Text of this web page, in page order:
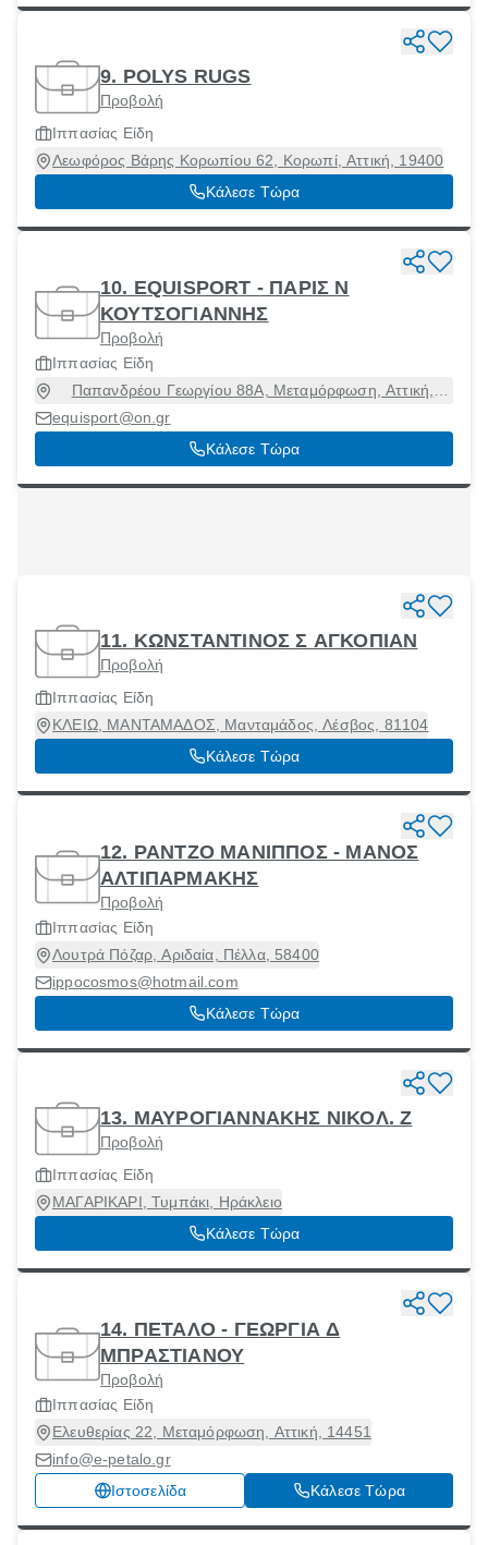
9. POLYS RUGS
Προβολή
Ιππασίας Είδη
Λεωφόρος Βάρης Κορωπίου 62, Κορωπί, Αττική, 19400
Κάλεσε Τώρα
10. EQUISPORT - ΠΑΡΙΣ Ν
ΚΟΥΤΣΟΓΙΑΝΝΗΣ
Προβολή
Ιππασίας Είδη
Παπανδρέου Γεωργίου 88Α, Μεταμόρφωση, Αττική,
equisport@on.gr
Κάλεσε Τώρα
11. ΚΩΝΣΤΑΝΤΙΝΟΣ Σ ΑΓΚΟΠΙΑΝ
Προβολή
Ιππασίας Είδη
ΚΛΕΙΩ, ΜΑΝΤΑΜΑΔΟΣ, Μανταμάδος, Λέσβος, 81104
Κάλεσε Τώρα
12. ΡΑΝΤΖΟ ΜΑΝΙΠΠΟΣ - ΜΑΝΟΣ
ΑΛΤΙΠΑΡΜΑΚΗΣ
Προβολή
Ιππασίας Είδη
Λουτρά Πόζαρ, Αριδαία, Πέλλα, 58400
ippocosmos@hotmail.com
Κάλεσε Τώρα
13. ΜΑΥΡΟΓΙΑΝΝΑΚΗΣ ΝΙΚΟΛ. Ζ
Προβολή
Ιππασίας Είδη
ΜΑΓΑΡΙΚΑΡΙ, Τυμπάκι, Ηράκλειο
Κάλεσε Τώρα
14. ΠΕΤΑΛΟ - ΓΕΩΡΓΙΑ Δ
ΜΠΡΑΣΤΙΑΝΟΥ
Προβολή
Ιππασίας Είδη
Ελευθερίας 22, Μεταμόρφωση, Αττική, 14451
info@e-petalo.gr
Ιστοσελίδα
Κάλεσε Τώρα